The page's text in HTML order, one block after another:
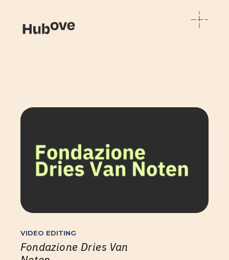
VIDEO EDITING
Fondazione Dries Van